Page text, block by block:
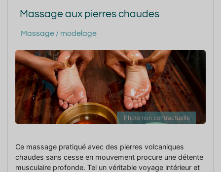
Massage aux pierres chaudes
Massage / modelage
Photo non contractuelle
Ce massage pratiqué avec des pierres volcaniques
chaudes sans cesse en mouvement procure une détente
musculaire profonde. Tel un véritable voyage intérieur et